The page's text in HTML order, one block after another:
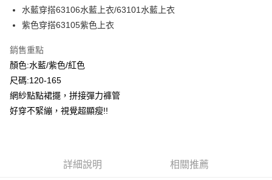
Google Pay
運送方式
全家付款取貨
每筆NT$80，滿NT$2,000(含以上)免運費
水藍穿搭63106水藍上衣/63101水藍上衣
紫色穿搭63105紫色上衣
銷售重點
顏色:水藍/紫色/紅色
尺碼:120-165
網紗點點裙擺，拼接彈力褲管
好穿不緊繃，視覺超顯瘦!!
詳細說明 相關推薦